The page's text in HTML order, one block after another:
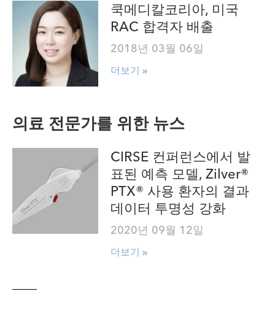
쿡메디칼코리아, 미국
RAC 합격자 배출
2018년 03월 06일
더보기 »
의료 전문가를 위한 뉴스
CIRSE 컨퍼런스에서 발
표된 예측 모델, Zilver®
PTX® 사용 환자의 결과
데이터 투명성 강화
2020년 09월 12일
더보기 »